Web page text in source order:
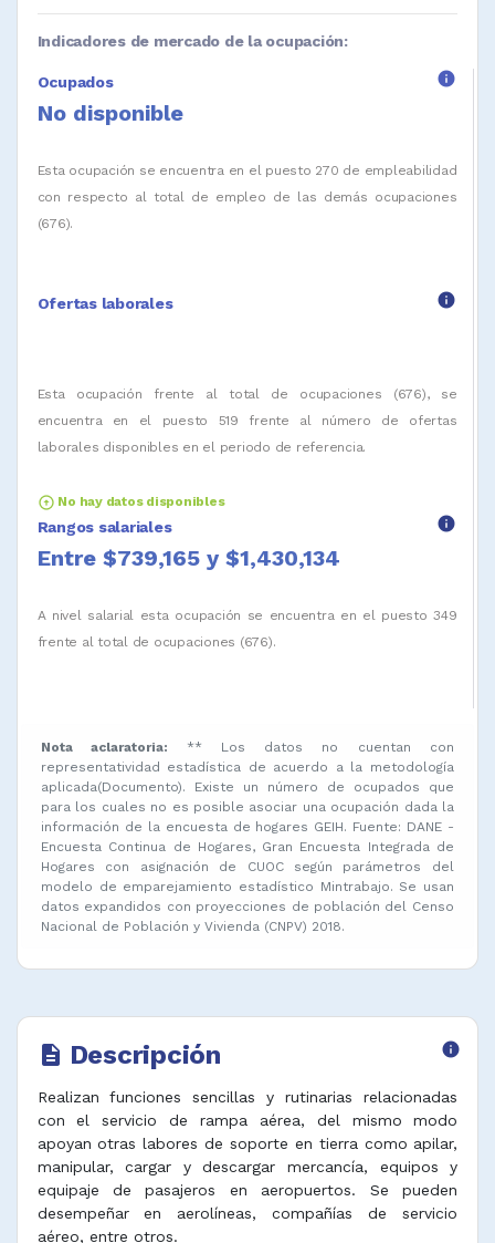
Indicadores de mercado de la ocupación:
Ocupados info
No disponible
Esta ocupación se encuentra en el puesto 270 de empleabilidad
con respecto al total de empleo de las demás ocupaciones
(676).
Ofertas laborales info
Esta ocupación frente al total de ocupaciones (676), se
encuentra en el puesto 519 frente al número de ofertas
laborales disponibles en el periodo de referencia.
arrow_circle_up No hay datos disponibles
Rangos salariales info
Entre $739,165 y $1,430,134
A nivel salarial esta ocupación se encuentra en el puesto 349
frente al total de ocupaciones (676).
Nota aclaratoria:
** Los datos no cuentan con
representatividad estadística de acuerdo a la metodología
aplicada(Documento). Existe un número de ocupados que
para los cuales no es posible asociar una ocupación dada la
información de la encuesta de hogares GEIH. Fuente: DANE -
Encuesta Continua de Hogares, Gran Encuesta Integrada de
Hogares con asignación de CUOC según parámetros del
modelo de emparejamiento estadístico Mintrabajo. Se usan
datos expandidos con proyecciones de población del Censo
Nacional de Población y Vivienda (CNPV) 2018.
description Descripción info
Realizan funciones sencillas y rutinarias relacionadas
con el servicio de rampa aérea, del mismo modo
apoyan otras labores de soporte en tierra como apilar,
manipular, cargar y descargar mercancía, equipos y
equipaje de pasajeros en aeropuertos. Se pueden
desempeñar en aerolíneas, compañías de servicio
aéreo, entre otros.